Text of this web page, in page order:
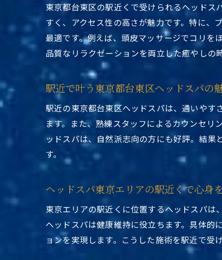
ヘ
東京都台東区の駅近くで受けられるヘッド
すく、アクセス性の高さが魅力です。特に
最適です。例えば、頭皮マッサージでコリを
品質なリラクゼーションを両立した癒やしの
駅近で叶う東京都台東区ヘッドスパの
駅近の東京都台東区ヘッドスパは、通いやす
ます。また、熟練スタッフによるカウンセ
ッドスパは、自然派志向の方にも好評。結
す。
ヘッドスパ東京エリアの駅近くで心身
東京エリアの駅近くに位置するヘッドスパは
ヘッドスパは健康維持に役立ちます。具体
ョンを実現します。こうした施術を駅近で